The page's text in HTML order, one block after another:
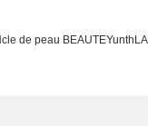
cle de peau BEAUTEYunth